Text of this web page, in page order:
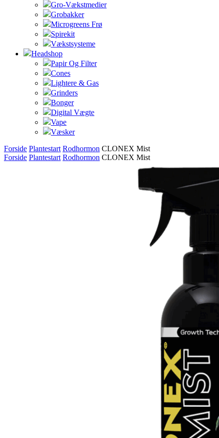
Gro-Vækstmedier
Grobakker
Microgreens Frø
Spirekit
Vækstsysteme
Headshop
Papir Og Filter
Cones
Lightere & Gas
Grinders
Bonger
Digital Vægte
Vape
Væsker
Forside Plantestart Rodhormon CLONEX Mist
Forside Plantestart Rodhormon CLONEX Mist